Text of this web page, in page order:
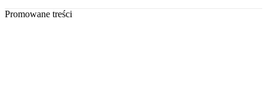
Promowane treści